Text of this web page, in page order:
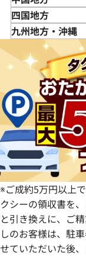
山形県
福島県
千葉県
茨城県
栃木県
群馬県
石川県
山梨県
長野県
岐阜県
静岡県
愛知県
滋賀県
京都府
兵庫県
奈良県
和歌山県
鳥取県
島根県
広島県
山口県
四国地方
徳島県
愛媛県
九州地方・沖縄
佐賀県
長崎県
熊本県
大分県
宮崎県
鹿児島県
※ご成約5万円以上
クシーの領収書を
と引き換えに、ご
しのお客様は、駐
せていただいた後